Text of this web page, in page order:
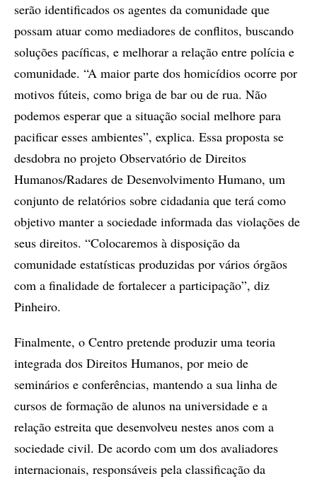
serão identificados os agentes da comunidade que
possam atuar como mediadores de conflitos, buscando
soluções pacíficas, e melhorar a relação entre polícia e
comunidade. “A maior parte dos homicídios ocorre por
motivos fúteis, como briga de bar ou de rua. Não
podemos esperar que a situação social melhore para
pacificar esses ambientes”, explica. Essa proposta se
desdobra no projeto Observatório de Direitos
Humanos/Radares de Desenvolvimento Humano, um
conjunto de relatórios sobre cidadania que terá como
objetivo manter a sociedade informada das violações de
seus direitos. “Colocaremos à disposição da
comunidade estatísticas produzidas por vários órgãos
com a finalidade de fortalecer a participação”, diz
Pinheiro.
Finalmente, o Centro pretende produzir uma teoria
integrada dos Direitos Humanos, por meio de
seminários e conferências, mantendo a sua linha de
cursos de formação de alunos na universidade e a
relação estreita que desenvolveu nestes anos com a
sociedade civil. De acordo com um dos avaliadores
internacionais, responsáveis pela classificação da